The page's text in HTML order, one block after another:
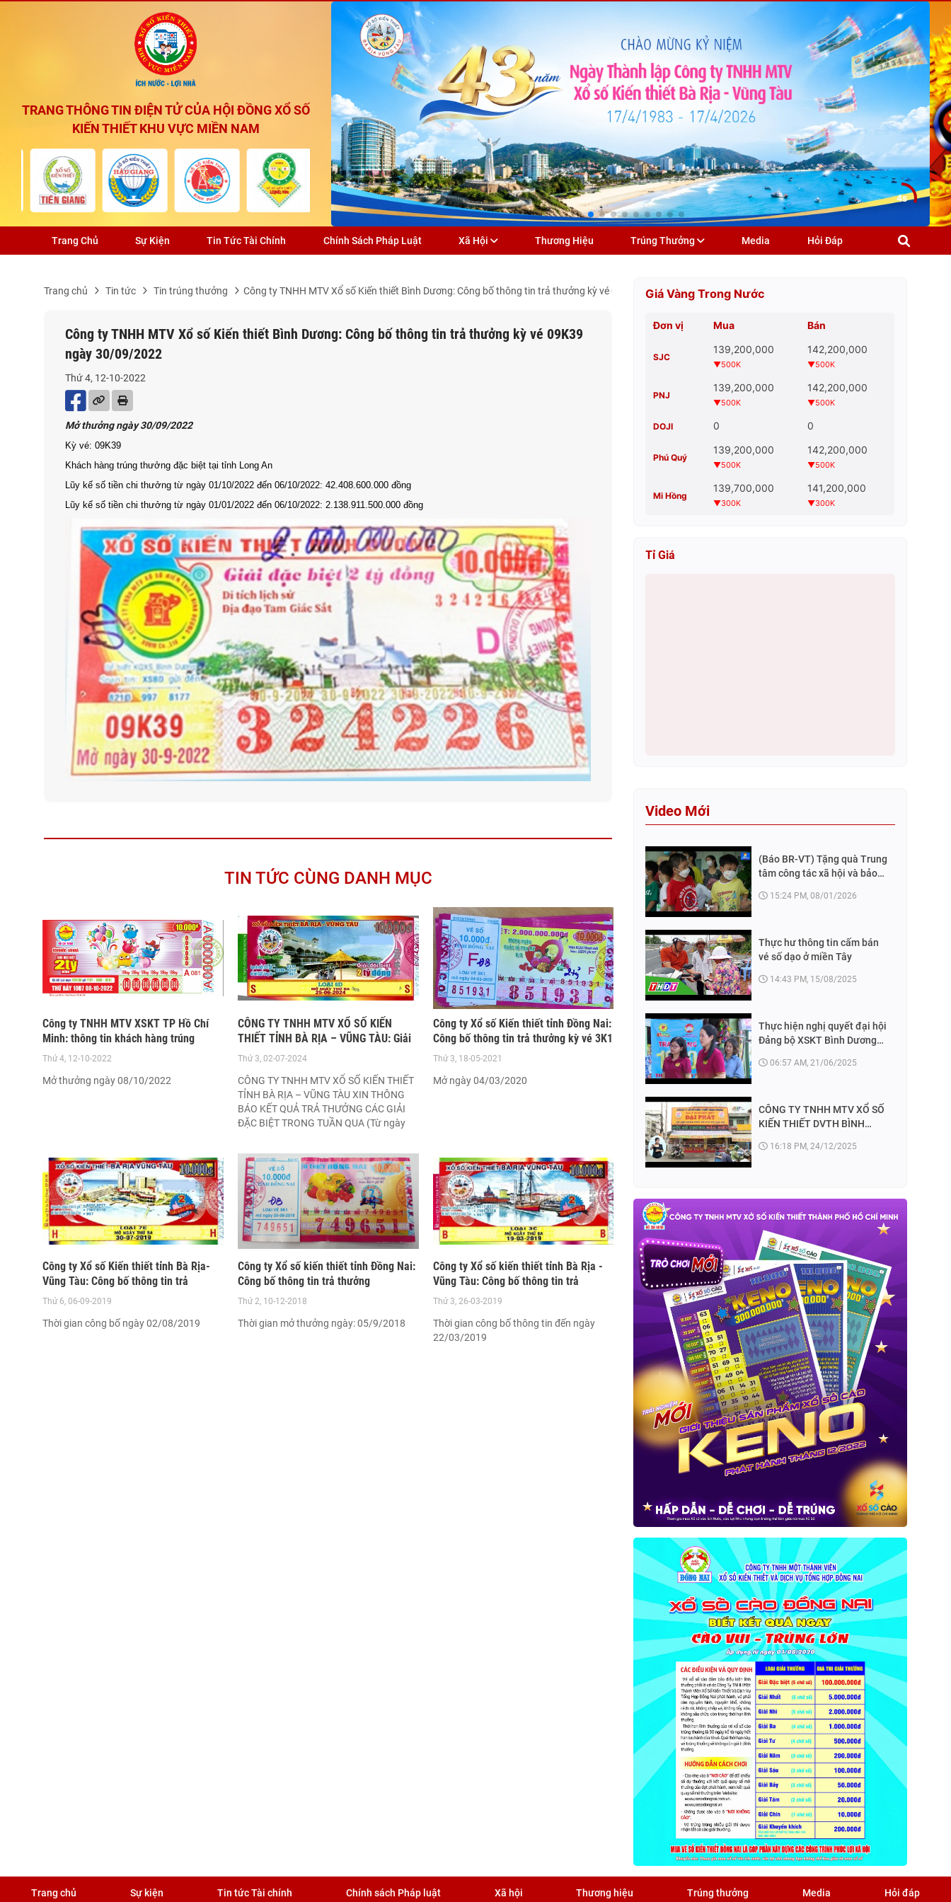
TRANG THÔNG TIN ĐIỆN TỬ CỦA HỘI ĐỒNG XỔ SỐ
KIẾN THIẾT KHU VỰC MIỀN NAM
3s
Trang Chủ Sự Kiện Tin Tức Tài Chính Chính Sách Pháp Luật Xã Hội Thương Hiệu Trúng Thưởng Media Hỏi Đáp
Trang chủ Tin tức Tin trúng thưởng Công ty TNHH MTV Xổ số Kiến thiết Bình Dương: Công bố thông tin trả thưởng kỳ vé 09K39 ngày 30/09/2022
Công ty TNHH MTV Xổ số Kiến thiết Bình Dương: Công bố thông tin trả thưởng kỳ vé 09K39
ngày 30/09/2022
Thứ 4, 12-10-2022
Mở thưởng ngày 30/09/2022
Kỳ vé: 09K39
Khách hàng trúng thưởng đặc biệt tại tỉnh Long An
Lũy kế số tiền chi thưởng từ ngày 01/10/2022 đến 06/10/2022: 42.408.600.000 đồng
Lũy kế số tiền chi thưởng từ ngày 01/01/2022 đến 06/10/2022: 2.138.911.500.000 đồng
TIN TỨC CÙNG DANH MỤC
Công ty TNHH MTV XSKT TP Hồ Chí
Minh: thông tin khách hàng trúng
thưởng kỳ vé 10B7, ngày 08/10/2022
Thứ 4, 12-10-2022
Mở thưởng ngày 08/10/2022
CÔNG TY TNHH MTV XỔ SỐ KIẾN
THIẾT TỈNH BÀ RỊA – VŨNG TÀU: Giải
đặc biệt Kỳ vé 6D mở thưởng ngày
Thứ 3, 02-07-2024
CÔNG TY TNHH MTV XỔ SỐ KIẾN THIẾT
TỈNH BÀ RỊA – VŨNG TÀU XIN THÔNG
BÁO KẾT QUẢ TRẢ THƯỞNG CÁC GIẢI
ĐẶC BIỆT TRONG TUẦN QUA (Từ ngày
Công ty Xổ số Kiến thiết tỉnh Đồng Nai:
Công bố thông tin trả thưởng kỳ vé 3K1
Thứ 3, 18-05-2021
Mở ngày 04/03/2020
Công ty Xổ số Kiến thiết tỉnh Bà Rịa-
Vũng Tàu: Công bố thông tin trả
thưởng kỳ vé 7E
Thứ 6, 06-09-2019
Thời gian công bố ngày 02/08/2019
Công ty Xổ số kiến thiết tỉnh Đồng Nai:
Công bố thông tin trả thưởng
Thứ 2, 10-12-2018
Thời gian mở thưởng ngày: 05/9/2018
Công ty Xổ số kiến thiết tỉnh Bà Rịa -
Vũng Tàu: Công bố thông tin trả
thưởng - Kỳ vé 3C
Thứ 3, 26-03-2019
Thời gian công bố thông tin đến ngày
22/03/2019
Giá Vàng Trong Nước
Đơn vị Mua Bán
SJC
139,200,000
▼500K
142,200,000
▼500K
PNJ
139,200,000
▼500K
142,200,000
▼500K
DOJI 0 0
Phú Quý
139,200,000
▼500K
142,200,000
▼500K
Mi Hồng
139,700,000
▼300K
141,200,000
▼300K
Tỉ Giá
Video Mới
(Báo BR-VT) Tặng quà Trung
tâm công tác xã hội và bảo
15:24 PM, 08/01/2026
Thực hư thông tin cấm bán
vé số dạo ở miền Tây
14:43 PM, 15/08/2025
Thực hiện nghị quyết đại hội
Đảng bộ XSKT Bình Dương
06:57 AM, 21/06/2025
CÔNG TY TNHH MTV XỔ SỐ
KIẾN THIẾT DVTH BÌNH
THÀNH LẬP (09/4/1997 -
16:18 PM, 24/12/2025
Trang chủ Sự kiện Tin tức Tài chính Chính sách Pháp luật Xã hội Thương hiệu Trúng thưởng Media Hỏi đáp